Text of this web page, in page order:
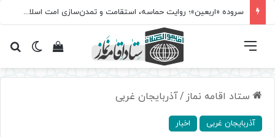
سروده‌ «اربعین»؛ روایت حماسه، استقامت و تمدن‌سازی امت اسلامی
تغییرمشاهده فهرست
ستاد اقامه نماز /آذربایجان غربی
آذربایجان غربی اخبار